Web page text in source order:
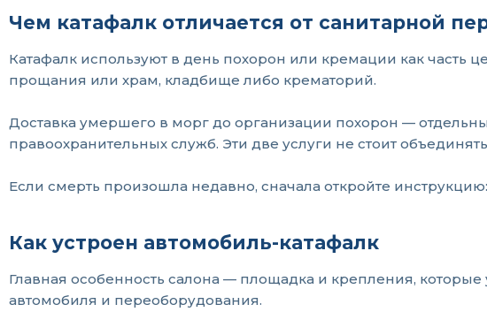
Чем катафалк отличается от санитарной
Катафалк используют в день похорон или кремации как часть
прощания или храм, кладбище либо крематорий.
Доставка умершего в морг до организации похорон —
правоохранительных служб. Эти две услуги не стоит
Если смерть произошла недавно, сначала откройте инструкцию:
Как устроен автомобиль-катафалк
Главная особенность салона — площадка и крепления,
автомобиля и переоборудования.